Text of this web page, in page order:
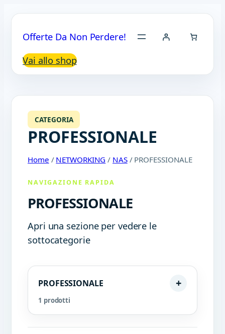
Offerte Da Non Perdere!
Vai allo shop
CATEGORIA
PROFESSIONALE
Home / NETWORKING / NAS/ PROFESSIONALE
NAVIGAZIONE RAPIDA
PROFESSIONALE
Apri una sezione per vedere le
sottocategorie
PROFESSIONALE
1 prodotti